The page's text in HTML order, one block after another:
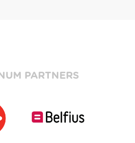
PARTNERS